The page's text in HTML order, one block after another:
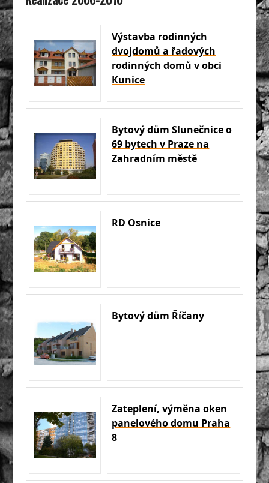
Výstavba rodinných
dvojdomů a řadových
rodinných domů v obci
Kunice
Bytový dům Slunečnice o
69 bytech v Praze na
Zahradním městě
RD Osnice
Bytový dům Říčany
Zateplení, výměna oken
panelového domu Praha
8